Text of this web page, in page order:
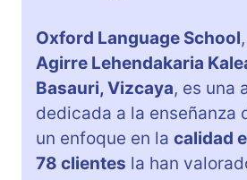
Oxford Language School
Agirre Lehendakaria
Basauri, Vizcaya, es una
dedicada a la enseñanza
un enfoque en la calidad
78 clientes la han